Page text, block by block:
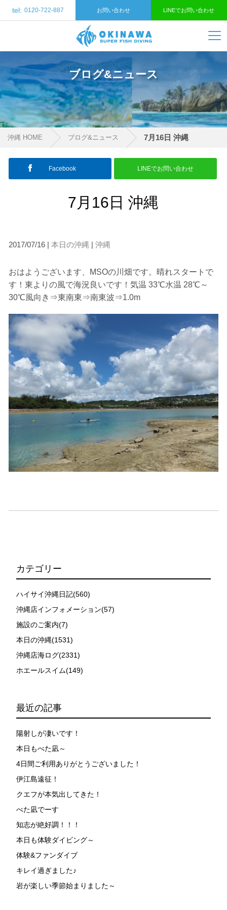
tel: 0120-722-887 お問い合わせ LINEでお問い合わせ
ブログ&ニュース
沖縄 HOME ブログ&ニュース 7月16日 沖縄
7月16日 沖縄
2017/07/16 | 本日の沖縄 | 沖縄
おはようございます、MSOの川畑です。晴れスタートで
す！東よりの風で海況良いです！気温 33℃水温 28℃～
30℃風向き⇒東南東⇒南東波⇒1.0m
カテゴリー
ハイサイ沖縄日記(560)
沖縄店インフォメーション(57)
施設のご案内(7)
本日の沖縄(1531)
沖縄店海ログ(2331)
ホエールスイム(149)
最近の記事
陽射しが凄いです！
本日もべた凪～
4日間ご利用ありがとうございました！
伊江島遠征！
クエフが本気出してきた！
べた凪でーす
知志が絶好調！！！
本日も体験ダイビング～
体験&ファンダイブ
キレイ過ぎました♪
岩が楽しい季節始まりました～
Facebook LINEでお問い合わせ
1.スイム開始の判断
クジラを発見した場合は、その時のクジラの様子や海況
を確認し、ガイドがスイム開始可能と判断した場合にの
みエントリーを行います。
たとえクジラが近くを泳いでいても、状況によってはエ
ントリーを行わない場合があります。
2.人数制限とエントリー順
クジラへのストレス軽減や安全管理の観点から、エント
リー人数を制限する場合があります。また、エントリー
の順番はガイドが決定しますので、必ずその指示に従っ
て準備してください。
3.クジラとの距離と泳ぎ方
クジラの観察は水面からのみとし、素潜りは禁止としま
す。クジラによっては、人が近くを泳ぐことを嫌い、逃
げてしまう場合があります。そのため、原則として緊急
時やガイドの指示がある場合を除き、クジラの近くでフ
ィンキックなどをして泳ぐことも禁止します。クジラは
った場合でも返金はいたしませんので、あらかじめご了
承ください。
5.海況について
ません。そのため、多少の波やうねりがある中でスノー
ケリングを行う場合が多くなります。泳力や体力に自信
のない方、また船酔いしやすい方は、ご自身で事前に十
ツアー中に、スノーケリングやスキンダイビングの技術
ダイビングの経験が浅い方については、条件付きでのご
案内となる場合があります。その際のご返金には応じか
ねますので、あらかじめご了承ください。これまでの経
る方は事前にご相談ください。
7.器材やスーツのレンタル
ホエールスイム参加時に使用する器材やスーツのレンタ
ルをご希望の方は、事前にお申し出ください。
承諾しました。
危険の告知
ホエールスイムは、通常のスノーケリングやスキンダイビ
ングに伴う危険に加え、予測不能なクジラの行動や、クジ